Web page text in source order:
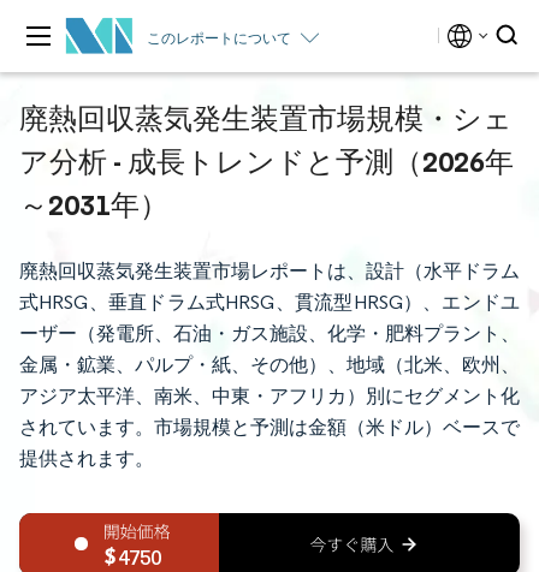
このレポートについて
廃熱回収蒸気発生装置市場規模・シェ
ア分析 - 成長トレンドと予測（2026年
～2031年）
廃熱回収蒸気発生装置市場レポートは、設計（水平ドラム
式HRSG、垂直ドラム式HRSG、貫流型HRSG）、エンドユ
ーザー（発電所、石油・ガス施設、化学・肥料プラント、
金属・鉱業、パルプ・紙、その他）、地域（北米、欧州、
アジア太平洋、南米、中東・アフリカ）別にセグメント化
されています。市場規模と予測は金額（米ドル）ベースで
提供されます。
4750